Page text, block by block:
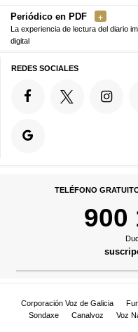
Periódico en PDF
La experiencia de lectura del diario
digital
REDES SOCIALES
TELÉFONO
900
Corporación Voz de Galicia
Sondaxe
Canalvoz Voz